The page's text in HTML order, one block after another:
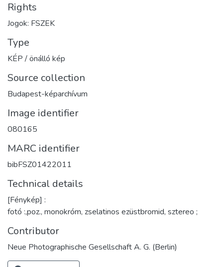
Rights
Jogok: FSZEK
Type
KÉP / önálló kép
Source collection
Budapest-képarchívum
Image identifier
080165
MARC identifier
bibFSZ01422011
Technical details
[Fénykép] :
fotó :,poz., monokróm, zselatinos ezüstbromid, sztereo ;
Contributor
Neue Photographische Gesellschaft A. G. (Berlin)